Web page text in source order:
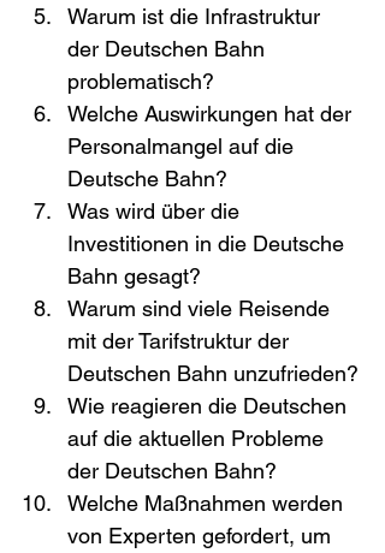
Warum ist die Infrastruktur
der Deutschen Bahn
problematisch?
Welche Auswirkungen hat der
Personalmangel auf die
Deutsche Bahn?
Was wird über die
Investitionen in die Deutsche
Bahn gesagt?
Warum sind viele Reisende
mit der Tarifstruktur der
Deutschen Bahn unzufrieden?
Wie reagieren die Deutschen
auf die aktuellen Probleme
der Deutschen Bahn?
Welche Maßnahmen werden
von Experten gefordert, um